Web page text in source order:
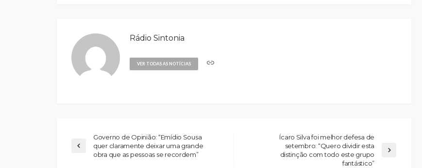
Rádio Sintonia
VER TODAS AS NOTÍCIAS
Governo de Opinião: “Emídio Sousa
quer claramente deixar uma grande
obra que as pessoas se recordem”
Ícaro Silva foi melhor defesa de
setembro: “Quero dividir esta
distinção com todo este grupo
fantástico”